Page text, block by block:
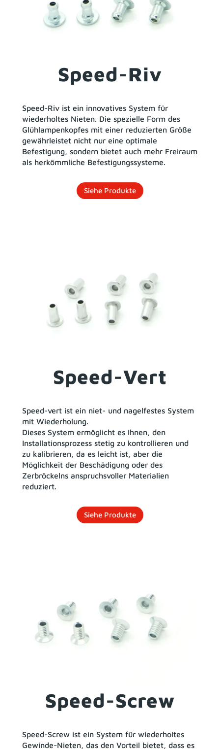
Speed-Riv
Speed-Riv ist ein innovatives System für
wiederholtes Nieten. Die spezielle Form des
Glühlampenkopfes mit einer reduzierten Größe
gewährleistet nicht nur eine optimale
Befestigung, sondern bietet auch mehr Freiraum
als herkömmliche Befestigungssysteme.
Siehe Produkte
Speed-Vert
Speed-vert ist ein niet- und nagelfestes System
mit Wiederholung.
Dieses System ermöglicht es Ihnen, den
Installationsprozess stetig zu kontrollieren und
zu kalibrieren, da es leicht ist, aber die
Möglichkeit der Beschädigung oder des
Zerbröckelns anspruchsvoller Materialien
reduziert.
Siehe Produkte
Speed-Screw
Speed-Screw ist ein System für wiederholtes
Gewinde-Nieten, das den Vorteil bietet, dass es